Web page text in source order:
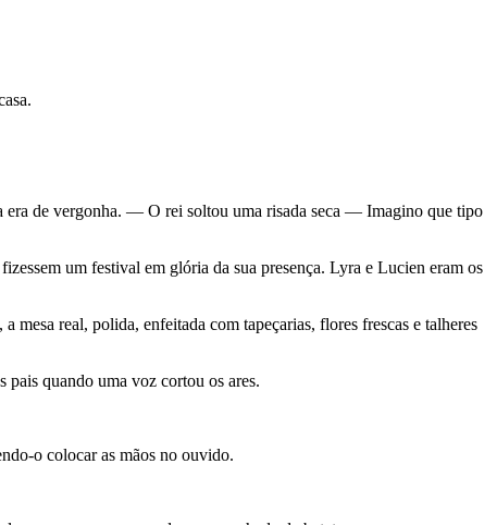
era de vergonha. — O rei soltou uma risada seca — Imagino que tipo
um festival em glória da sua presença. Lyra e Lucien eram os
mesa real, polida, enfeitada com tapeçarias, flores frescas e talheres
pais quando uma voz cortou os ares.
o colocar as mãos no ouvido.